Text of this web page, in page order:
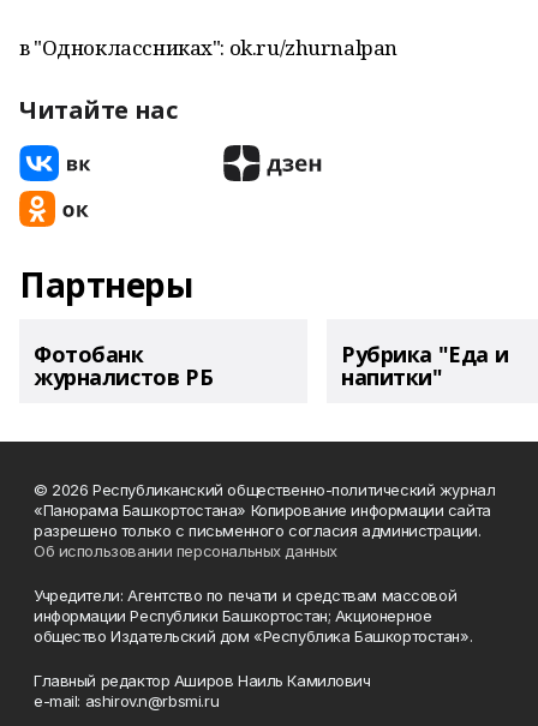
в "Одноклассниках": ok.ru/zhurnalpan
Читайте нас
Партнеры
Фотобанк
журналистов РБ
Рубрика "Еда и
напитки"
© 2026 Республиканский общественно-политический журнал
«Панорама Башкортостана» Копирование информации сайта
разрешено только с письменного согласия администрации.
Об использовании персональных данных
Учредители: Агентство по печати и средствам массовой
информации Республики Башкортостан; Акционерное
общество Издательский дом «Республика Башкортостан».
Главный редактор Аширов Наиль Камилович
e-mail: ashirov.n@rbsmi.ru